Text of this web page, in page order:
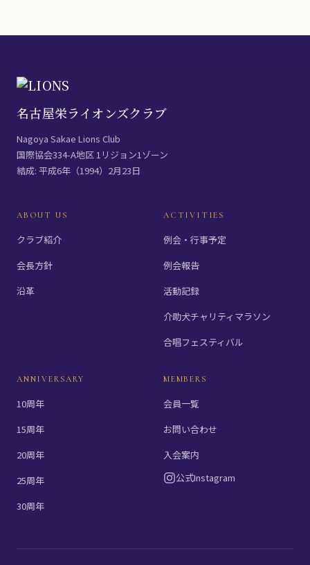
名古屋栄ライオンズクラブ
Nagoya Sakae Lions Club
国際協会334-A地区 1リジョン1ゾーン
結成: 平成6年（1994）2月23日
ABOUT US
クラブ紹介
会長方針
沿革
ACTIVITIES
例会・行事予定
例会報告
活動記録
介助犬チャリティマラソン
合唱フェスティバル
ANNIVERSARY
10周年
15周年
20周年
25周年
30周年
MEMBERS
会員一覧
お問い合わせ
入会案内
公式Instagram